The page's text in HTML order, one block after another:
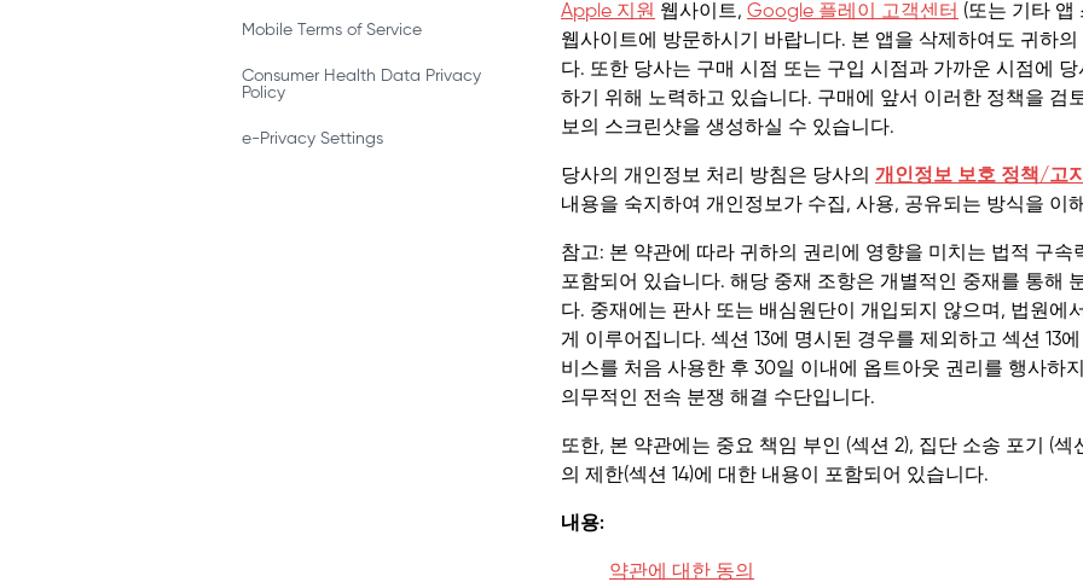
Mobile Terms of Service
Consumer Health Data Privacy
Policy
e-Privacy Settings
Apple 지원 웹사이트, Google 플레이 고객센터 (또는 기타 앱
웹사이트에 방문하시기 바랍니다. 본 앱을 삭제하여도 귀하
다. 또한 당사는 구매 시점 또는 구입 시점과 가까운 시점에
하기 위해 노력하고 있습니다. 구매에 앞서 이러한 정책을 검
보의 스크린샷을 생성하실 수 있습니다.
당사의 개인정보 처리 방침은 당사의 개인정보 보호 정책/고지
내용을 숙지하여 개인정보가 수집, 사용, 공유되는 방식을 이
참고: 본 약관에 따라 귀하의 권리에 영향을 미치는 법적 구속
포함되어 있습니다. 해당 중재 조항은 개별적인 중재를 통해
다. 중재에는 판사 또는 배심원단이 개입되지 않으며, 법원에
게 이루어집니다. 섹션 13에 명시된 경우를 제외하고 섹션 13
비스를 처음 사용한 후 30일 이내에 옵트아웃 권리를 행사하
의무적인 전속 분쟁 해결 수단입니다.
또한, 본 약관에는 중요 책임 부인 (섹션 2), 집단 소송 포기 (섹
의 제한(섹션 14)에 대한 내용이 포함되어 있습니다.
내용:
약관에 대한 동의